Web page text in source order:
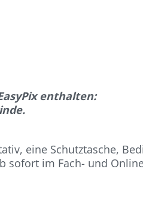
enthalten:
eine Schutztasche,
sofort im Fach- und